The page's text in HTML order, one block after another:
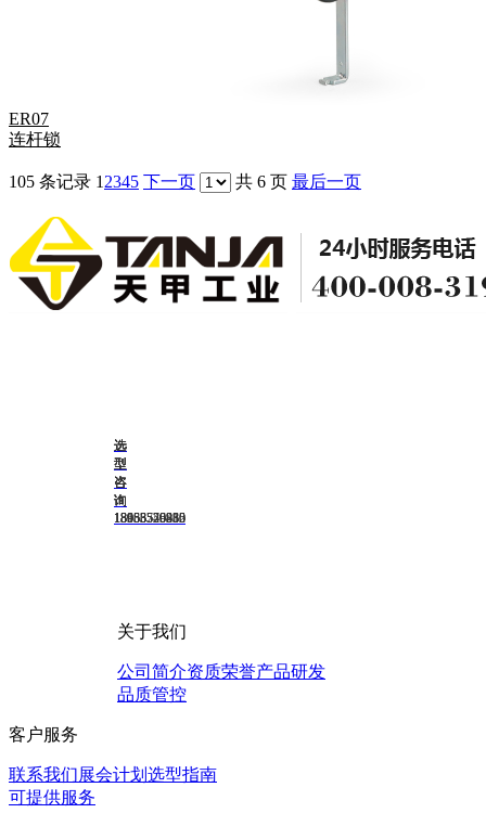
ER07
连杆锁
105 条记录 1 2345 下一页 共 6 页 最后一页
选
型
咨
询
13188776980
选
型
咨
询
15666540212
选
型
咨
询
18053556435
选
型
咨
询
18953529830
选
型
咨
询
18953529865
关于我们
公司简介资质荣誉产品研发
品质管控
客户服务
联系我们展会计划 选型指南
可提供服务